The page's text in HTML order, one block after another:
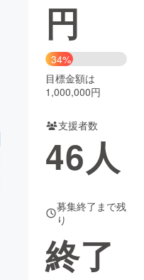
CAMPFIRE Creation
コミュニティ
円
34%
目標金額は
1,000,000円
支援者数
46人
募集終了まで残
り
終了